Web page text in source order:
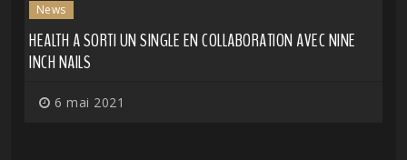
News
HEALTH A SORTI UN SINGLE EN COLLABORATION AVEC NINE
INCH NAILS
6 mai 2021